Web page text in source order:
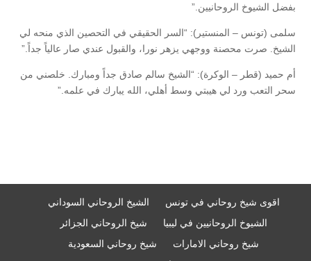
بفضل الشيوخ الروحانيين.”
سلمى (تونس – المنستير): “السر الحقيقي في التحصين الذي منحه لي
الشيخ. صرت محصنة ووجهي يزهر نورا، والقبول عندي صار عالياً جداً.”
أم حميد (قطر – الوكرة): “الشيخ سالم صادق جداً ومبارك. خلصني من
سحر التعب ورد لي هيبتي وسط أهلي، الله يبارك في علمه.”
اقوى شيخ روحاني في تونس
الشيخ الروحاني السوداني
الشيوخ الروحانيين في ليبيا
شيخ الروحاني الجزائر
شيخ روحاني الامارات
شيخ روحاني السعودية